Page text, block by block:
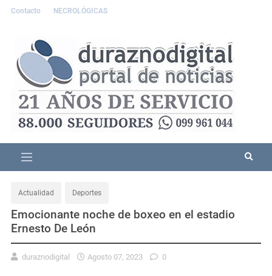
Contacto NECROLÓGICAS
Actualidad Deportes
Emocionante noche de boxeo en el estadio
Ernesto De León
duraznodigital Agosto 07, 2023 0